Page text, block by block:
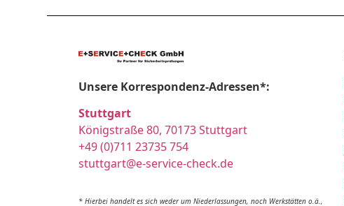
Unsere Korrespondenz-Adressen*:
Stuttgart
Königstraße 80, 70173 Stuttgart
+49 (0)711 23735 754
stuttgart@e-service-check.de
* Hierbei handelt es sich weder um Niederlassungen, noch Werkstätten o.ä.,